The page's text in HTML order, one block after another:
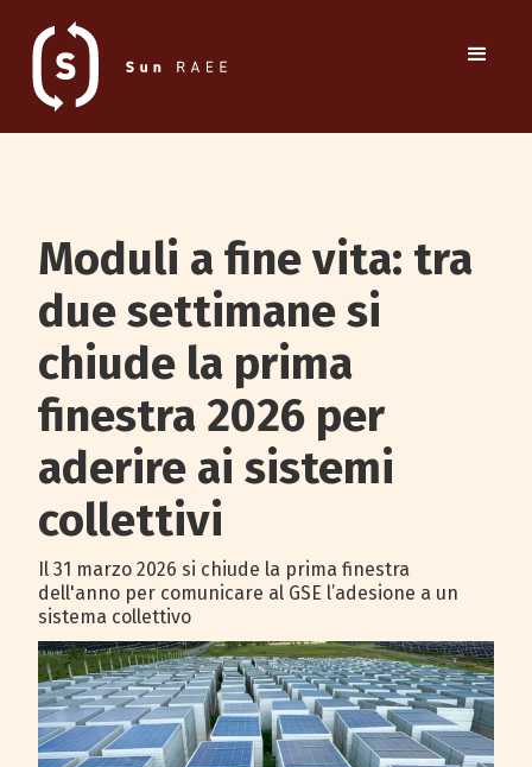
Moduli a fine vita: tra
due settimane si
chiude la prima
finestra 2026 per
aderire ai sistemi
collettivi
Il 31 marzo 2026 si chiude la prima finestra
dell'anno per comunicare al GSE l’adesione a un
sistema collettivo